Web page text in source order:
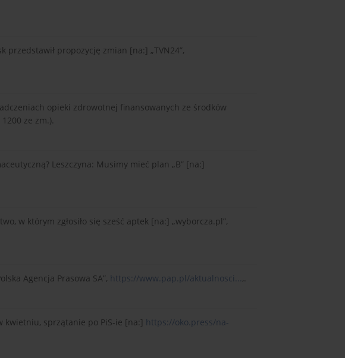
przedstawił propozycję zmian [na:] „TVN24”,
opieki zdrowotnej finansowanych ze środków
ze zm.).
Leszczyna: Musimy mieć plan „B” [na:]
w którym zgłosiło się sześć aptek [na:] „wyborcza.pl”,
Agencja Prasowa SA”, https://www.pap.pl/aktualnosci...,.
kwietniu, sprzątanie po PiS-ie [na:] https://oko.press/na-